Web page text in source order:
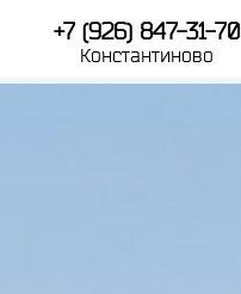
+7 (926) 847-31-70
Константиново